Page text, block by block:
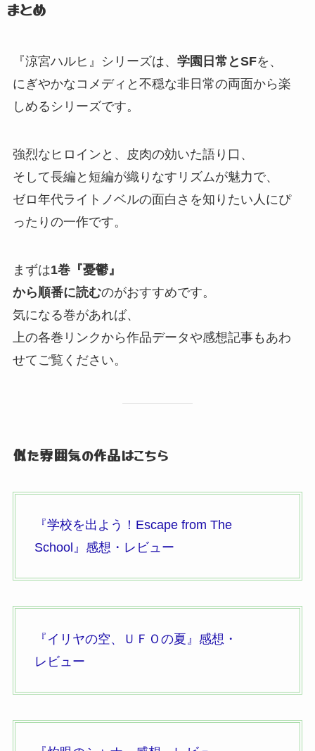
まとめ
『涼宮ハルヒ』 シリーズは、 学園日常とSFを、
にぎやかなコメディと不穏な非日常の両面から楽
しめるシリーズです。
強烈なヒロインと、
皮肉の効いた語り口、
そして長編と短編が織りなすリズムが魅力で、
ゼロ年代ライトノベルの面白さを知りたい人にぴ
ったりの一作です。
まずは1巻『憂鬱』
から順番に読むのがおすすめです。
気になる巻があれば、
上の各巻リンクから作品データや感想記事もあわ
せてご覧ください。
似た雰囲気の作品はこちら
『学校を出よう！ Escape from The
School』 感想・レビュー
『イリヤの空、 ＵＦＯの夏』 感想・
レビュー